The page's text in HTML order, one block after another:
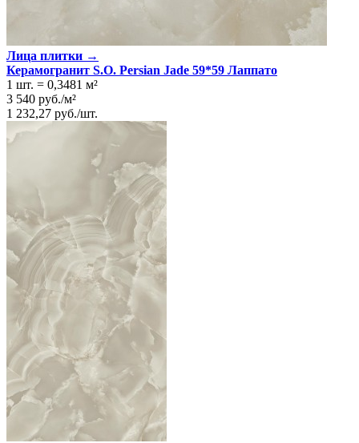
Лица плитки →
Керамогранит S.O. Persian Jade 59*59 Лаппато
1 шт. = 0,3481 м²
3 540 руб./м²
1 232,27 руб./шт.